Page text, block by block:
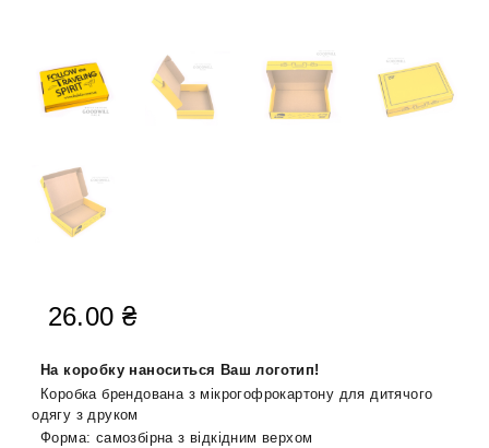
26.00 ₴
На коробку наноситься Ваш логотип!
Коробка брендована з мікрогофрокартону для дитячого
одягу з друком
Форма: самозбірна з відкідним верхом